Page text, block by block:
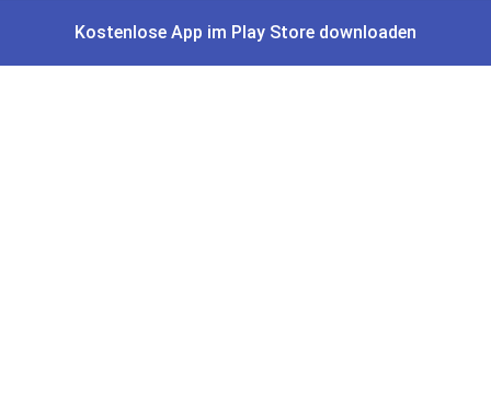
Aral Payback Coupons
Kostenlose App im Play Store downloaden